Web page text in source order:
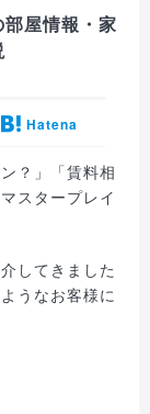
屋情報・家
Hatena
？」「賃料相
スタープレイ
してきました
うなお客様に